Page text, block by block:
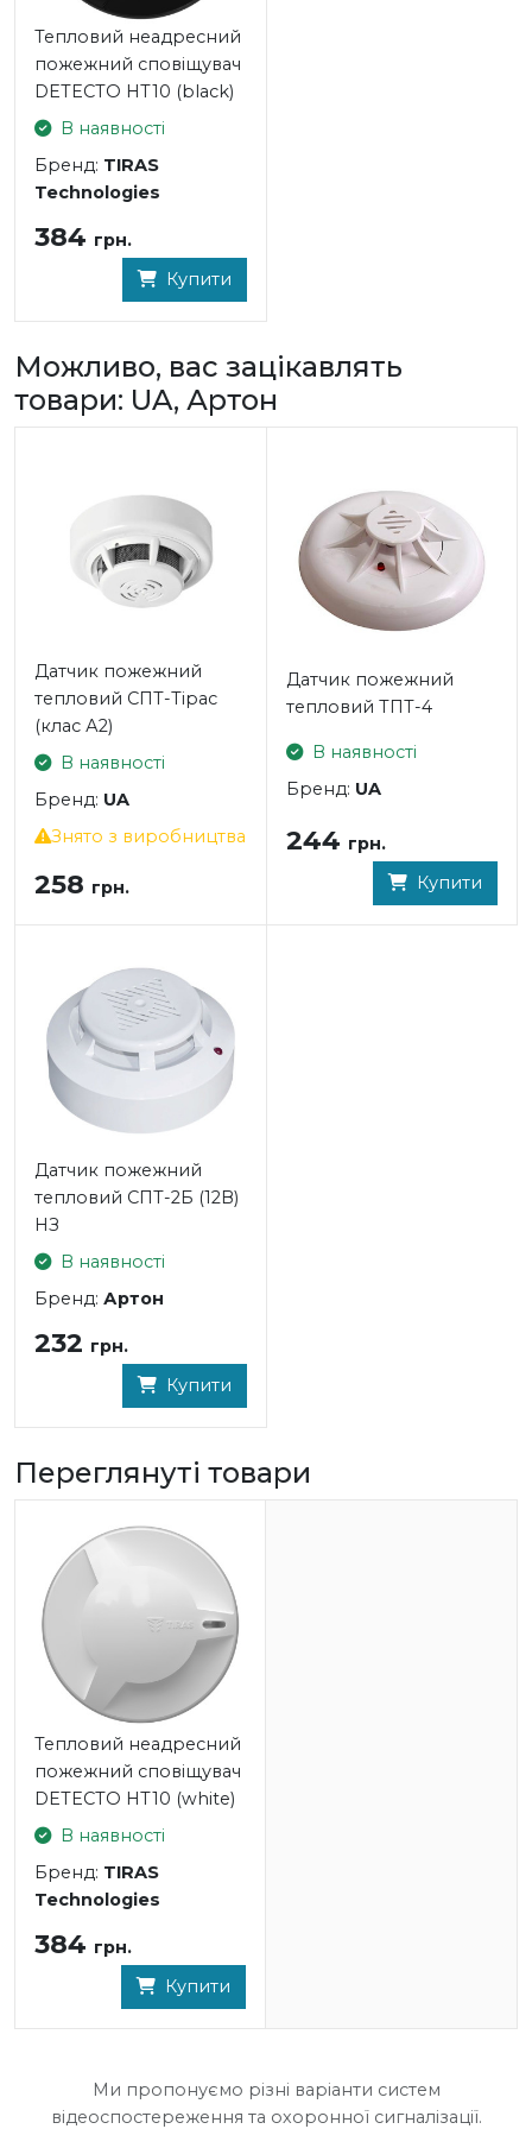
- Струм споживання в черговому режимі, не більше:
- Температурний клас: А2: 54 - 70°C
- Клас захисту корпусу: IP30
- Габаритні розміри: 110 x 110 x 50 мм
- Вага: 120 г
- Колір: білий
Тепловий неадресний
пожежний сповіщувач
DETECTO HT10 (black)
В наявності
Бренд: TIRAS
Technologies
384 грн.
Купити
Можливо, вас зацікавлять
товари: UA, Артон
Датчик пожежний
тепловий СПТ-Тірас
(клас А2)
В наявності
Бренд: UA
Знято з виробництва
258 грн.
Датчик пожежний
тепловий ТПТ-4
В наявності
Бренд: UA
244 грн.
Купити
Датчик пожежний
тепловий СПТ-2Б (12В)
НЗ
В наявності
Бренд: Артон
232 грн.
Купити
Переглянуті товари
Тепловий неадресний
пожежний сповіщувач
DETECTO HT10 (white)
В наявності
Бренд: TIRAS
Technologies
384 грн.
Купити
Ми пропонуємо різні варіанти систем
відеоспостереження та охоронної сигналізації.